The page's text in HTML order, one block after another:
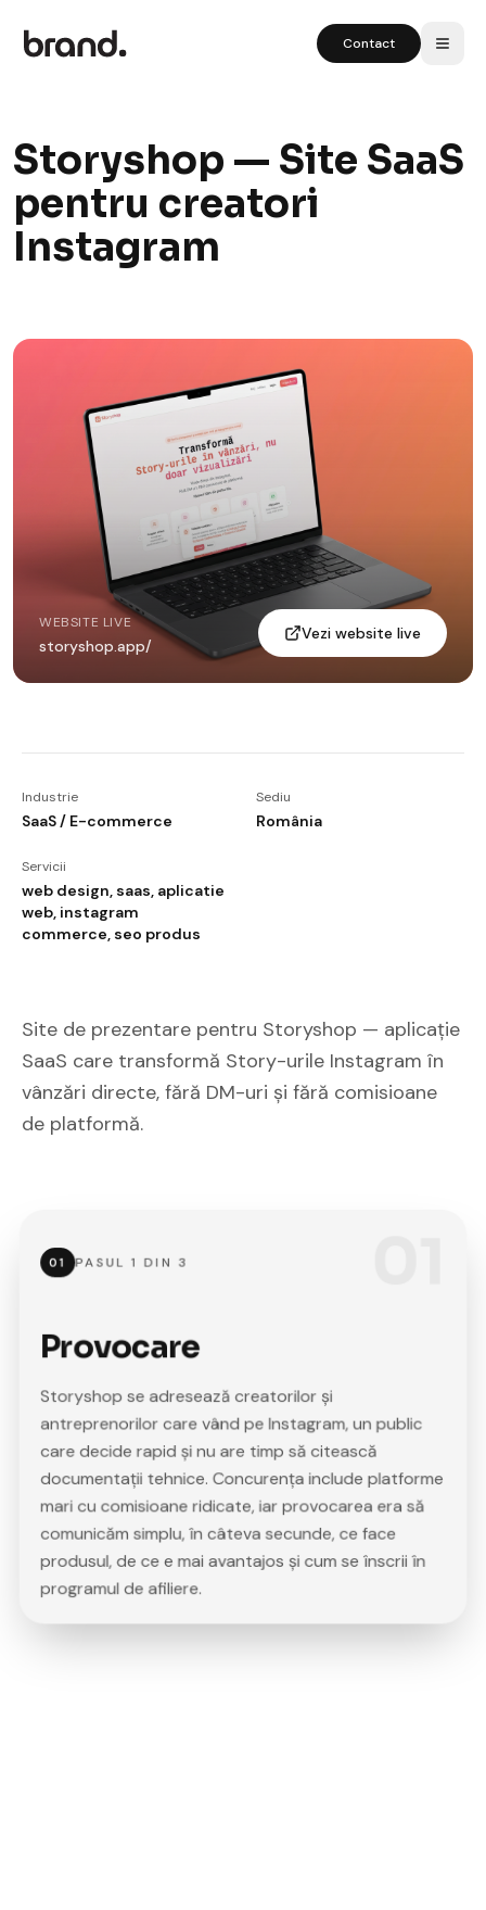
Contact
Storyshop — Site SaaS
pentru creatori
Instagram
WEBSITE LIVE
storyshop.app/
Vezi website live
Industrie
SaaS / E-commerce
Sediu
România
Servicii
web design, saas, aplicatie
web, instagram
commerce, seo produs
Site de prezentare pentru Storyshop — aplicație
SaaS care transformă Story-urile Instagram în
vânzări directe, fără DM-uri și fără comisioane
de platformă.
01 PASUL1 DIN 3
Provocare
Storyshop se adresează creatorilor și
antreprenorilor care vând pe Instagram, un public
care decide rapid și nu are timp să citească
documentații tehnice. Concurența include platforme
mari cu comisioane ridicate, iar provocarea era să
comunicăm simplu, în câteva secunde, ce face
produsul, de ce e mai avantajos și cum se înscrii în
programul de afiliere.